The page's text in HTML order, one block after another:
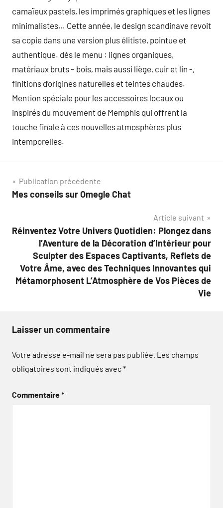
camaïeux pastels, les imprimés graphiques et les lignes
minimalistes… Cette année, le design scandinave revoit
sa copie dans une version plus élitiste, pointue et
authentique. dès le menu : lignes organiques,
matériaux bruts – bois, mais aussi liège, cuir et lin -,
finitions d’origines naturelles et teintes chaudes.
Mention spéciale pour les accessoires locaux ou
inspirés du mouvement de Memphis qui offrent la
touche finale à ces nouvelles atmosphères plus
intemporelles.
Navigation
de
Publication précédente
Mes conseils sur Omegle Chat
Article suivant
Réinventez Votre Univers Quotidien: Plongez dans
l’Aventure de la Décoration d’Intérieur pour
Sculpter des Espaces Captivants, Reflets de
Votre Âme, avec des Techniques Innovantes qui
Métamorphosent L’Atmosphère de Vos Pièces de
Vie
Laisser un commentaire
Votre adresse e-mail ne sera pas publiée. Les champs
obligatoires sont indiqués avec*
Commentaire*